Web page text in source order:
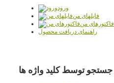
ورود
فایلهای من
فاکتورهای من
راهنمای دریافت محصول
جستجو توسط کلید واژه ها